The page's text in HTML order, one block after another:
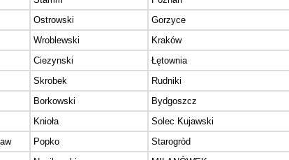
Ostrowski
Gorzyce
Wroblewski
Kraków
Ciezynski Łętownia
Skrobek Rudniki
Borkowski
Bydgoszcz
Knioła
Solec Kujawski
Popko Starogròd